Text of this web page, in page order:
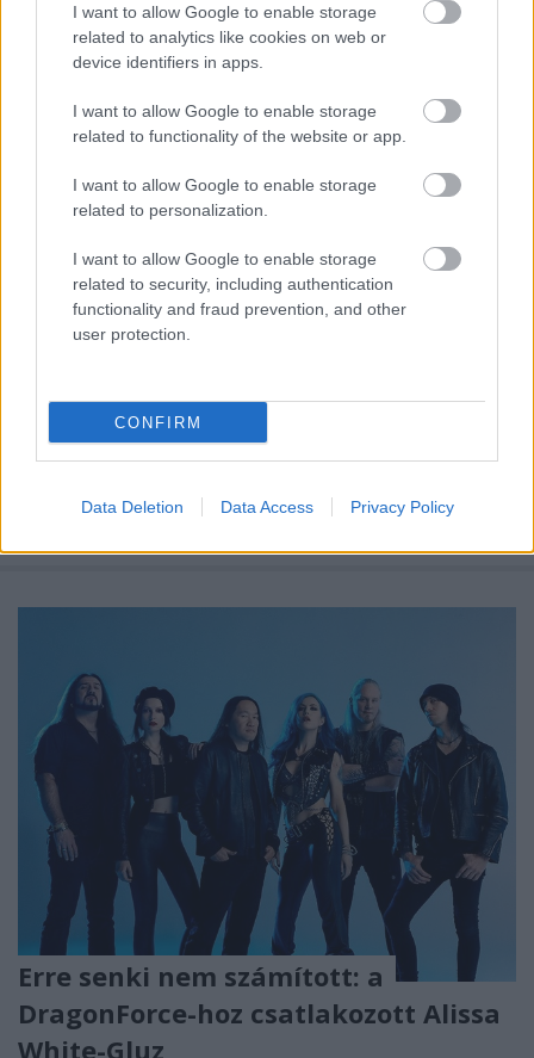
I want to allow Google to enable storage
related to analytics like cookies on web or
device identifiers in apps.
I want to allow Google to enable storage
related to functionality of the website or app.
I want to allow Google to enable storage
related to personalization.
I want to allow Google to enable storage
related to security, including authentication
functionality and fraud prevention, and other
user protection.
CONFIRM
Data Deletion Data Access Privacy Policy
Klippremier: Blue Medusa - Flying
Monkey
alatt az év egyik leglelkesebben fogadott metal-
Erre senki nem számított: a
DragonForce-hoz csatlakozott Alissa
White-Gluz